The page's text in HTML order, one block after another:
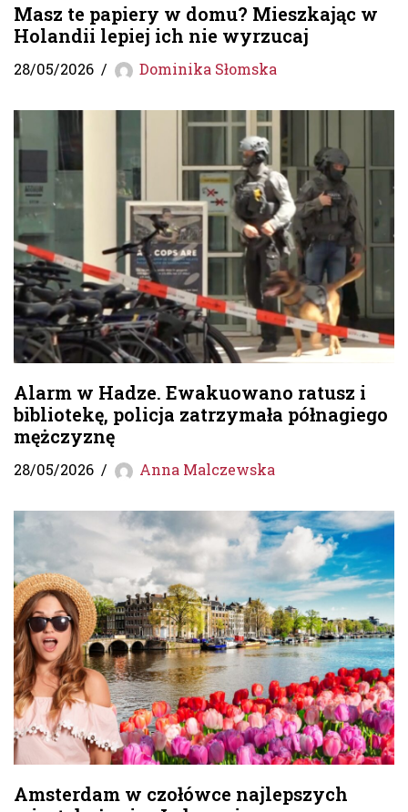
Masz te papiery w domu? Mieszkając w
Holandii lepiej ich nie wyrzucaj
28/05/2026 Dominika Słomska
Alarm w Hadze. Ewakuowano ratusz i
bibliotekę, policja zatrzymała półnagiego
mężczyznę
28/05/2026 Anna Malczewska
Amsterdam w czołówce najlepszych